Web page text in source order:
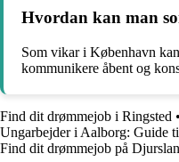
Hvordan kan man
Som vikar i København
kommunikere åbent og
Find dit drømmejob i Ringsted •
Ungarbejder i Aalborg: Guide
Find dit drømmejob på